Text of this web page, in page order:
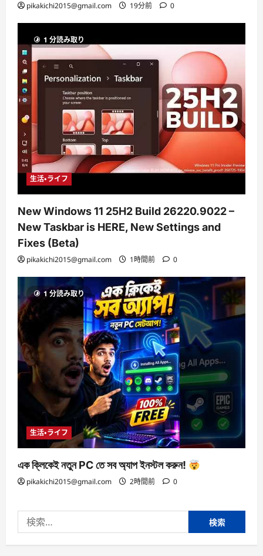
pikakichi2015@gmail.com 19分前 0
1 分読み取り
生活・ライフ
New Windows 11 25H2 Build 26220.9022 –
New Taskbar is HERE, New Settings and
Fixes (Beta)
pikakichi2015@gmail.com 1時間前 0
1 分読み取り
生活・ライフ
এক ক্লিকেই নতুন PC তে সব অ্যাপ ইনস্টল করুন!
pikakichi2015@gmail.com 2時間前 0
索: